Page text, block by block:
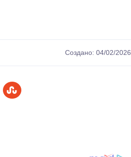
Создано: 04/02/2026